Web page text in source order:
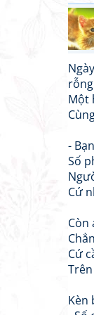
Một
-
Số
Cứ
Còn
Cứ
Kèn